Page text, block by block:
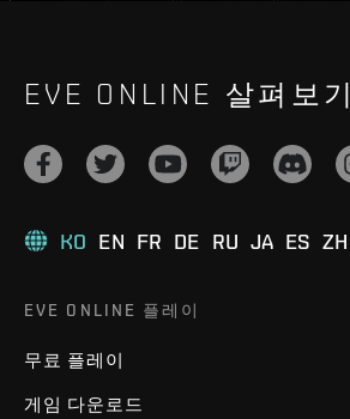
EVE ONLINE 살펴보기
KO EN FR DE RU JA ES ZH
EVE ONLINE 플레이
무료 플레이
게임 다운로드